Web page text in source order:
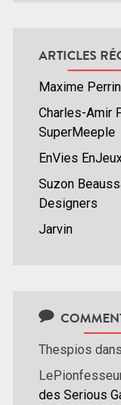
ARTICLES
Maxime
Charles-Amir
SuperMeeple
EnVies
Suzon
Designers
Jarvin
Thespios dans
des Serious